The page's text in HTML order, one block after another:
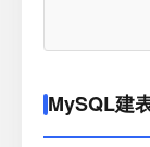
MySQL建